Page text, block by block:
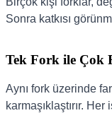
Sonra katkısı
Tek Fork ile Çok
Aynı fork üzerinde
karmaşıklaştırır.